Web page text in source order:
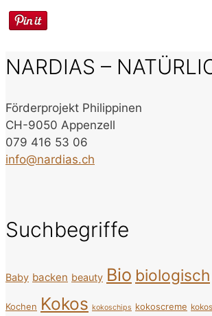
NARDIAS –
Förderprojekt Philippinen
CH-9050 Appenzell
079 416 53 06
info@nardias.ch
Suchbegriffe
Baby backen beauty Bio biologisch
Kochen Kokos kokoschips kokoscreme